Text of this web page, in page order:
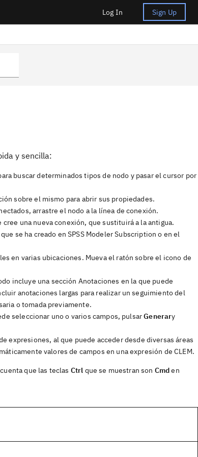
Log In Sign Up
y sencilla:
buscar determinados tipos de nodo y pasar el cursor por
sobre el mismo para abrir sus propiedades.
arrastre el nodo a la línea de conexión.
una nueva conexión, que sustituirá a la antigua.
se ha creado en SPSS Modeler Subscription o en el
en varias ubicaciones. Mueva el ratón sobre el icono de
incluye una sección Anotaciones en la que puede
anotaciones largas para realizar un seguimiento del
o tomada previamente.
seleccionar uno o varios campos, pulsarGenerary
expresiones, al que puede acceder desde diversas áreas
valores de campos en una expresión de CLEM.
que las teclas Ctrl que se muestran son Cmden